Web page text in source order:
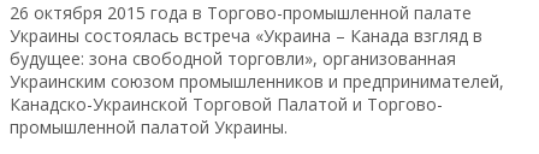
26 октября 2015 года в Торгово-промышленной палате
Украины состоялась встреча «Украина – Канада взгляд в
будущее: зона свободной торговли», организованная
Украинским союзом промышленников и предпринимателей,
Канадско-Украинской Торговой Палатой и Торгово-
промышленной палатой Украины.